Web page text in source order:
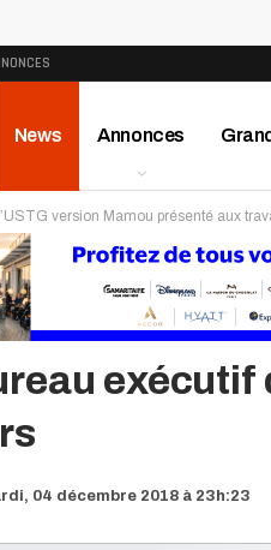
News Annonces
Publireportage Région
version Mamou présenté aux
exécutif
04 décembre 2018 à 23h:23